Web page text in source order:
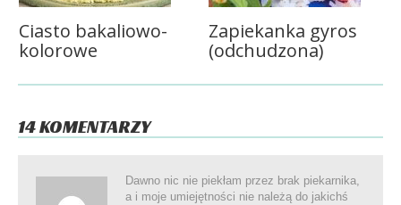
Ciasto bakaliowo-
kolorowe
Zapiekanka gyros
(odchudzona)
14 KOMENTARZY
Dawno nic nie piekłam przez brak piekarnika,
a i moje umiejętności nie należą do jakichś